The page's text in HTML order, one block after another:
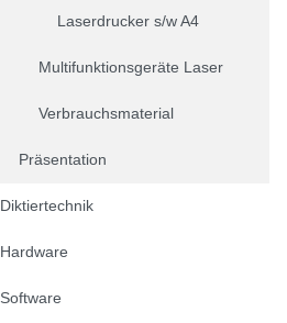
Laserdrucker s/w A4
Multifunktionsgeräte Laser
Verbrauchsmaterial
Präsentation
Diktiertechnik
Hardware
Software